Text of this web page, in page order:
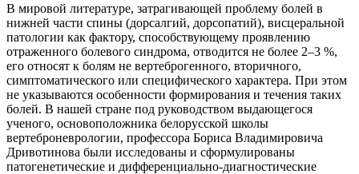
В мировой литературе, затрагивающей проблему болей в
нижней части спины (дорсалгий, дорсопатий), висцеральной
патологии как фактору, способствующему проявлению
отраженного болевого синдрома, отводится не более 2–3 %,
его относят к болям не вертеброгенного, вторичного,
симптоматического или специфического характера. При этом
не указываются особенности формирования и течения таких
болей. В нашей стране под руководством выдающегося
ученого, основоположника белорусской школы
вертеброневрологии, профессора Бориса Владимировича
Дривотинова были исследованы и сформулированы
патогенетические и дифференциально-диагностические